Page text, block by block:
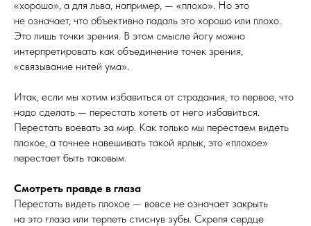
«хорошо», а для льва, например, — «плохо». Но это
не означает, что объективно падаль это хорошо или плохо.
Это лишь точки зрения. В этом смысле йогу можно
интерпретировать как объединение точек зрения,
«связывание нитей ума».
Итак, если мы хотим избавиться от страдания, то первое, что
надо сделать — перестать хотеть от него избавиться.
Перестать воевать за мир. Как только мы перестаем видеть
плохое, а точнее навешивать такой ярлык, это «плохое»
перестает быть таковым.
Смотреть правде в глаза
Перестать видеть плохое — вовсе не означает закрыть
на это глаза или терпеть стиснув зубы. Скрепя сердце